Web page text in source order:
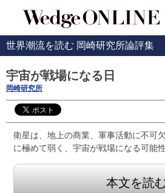
世界潮流を読む 岡崎研究所論評集
宇宙が戦場になる日
岡崎研究所
衛星は、地上の商業、軍事活動に不可
に極めて弱く、宇宙が戦場になる可能性
本文を読